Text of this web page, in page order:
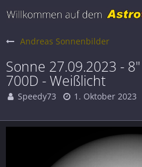
Andreas Sonnenbilder
Sonne 27.09.2023 -
700D - Weißlicht
Speedy73 1. Oktober 2023